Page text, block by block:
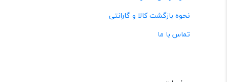
نحوه بازگشت کالا و گارانتی
تماس با ما